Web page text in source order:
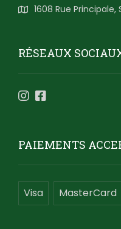
1608 Rue Principale,
RÉSEAUX
PAIEMENTS
Visa MasterCard